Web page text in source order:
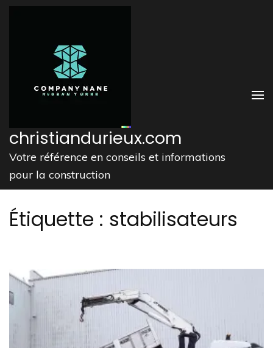
Aller
christiandurieux.com
Votre référence en conseils et informations
pour la construction
Étiquette : stabilisateurs